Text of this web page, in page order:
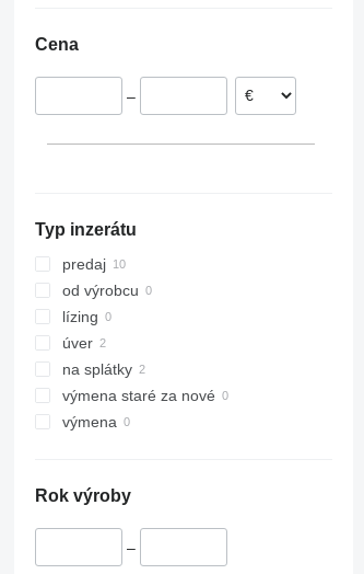
Cena
–
Typ inzerátu
predaj
od výrobcu
lízing
úver
na splátky
výmena staré za nové
výmena
Rok výroby
–